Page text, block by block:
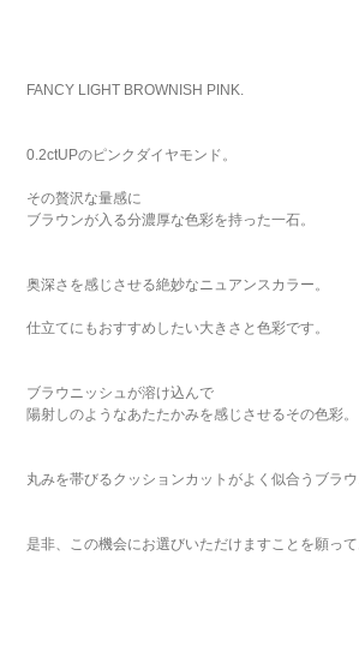
FANCY LIGHT BROWNISH PINK.
0.2ctUPのピンクダイヤモンド。
その贅沢な量感に
ブラウンが入る分濃厚な色彩を持った一石。
奥深さを感じさせる絶妙なニュアンスカラー。
仕立てにもおすすめしたい大きさと色彩です。
ブラウニッシュが溶け込んで
陽射しのようなあたたかみを感じさせるその色彩。
丸みを帯びるクッションカットがよく似合うブラウ
是非、この機会にお選びいただけますことを願って